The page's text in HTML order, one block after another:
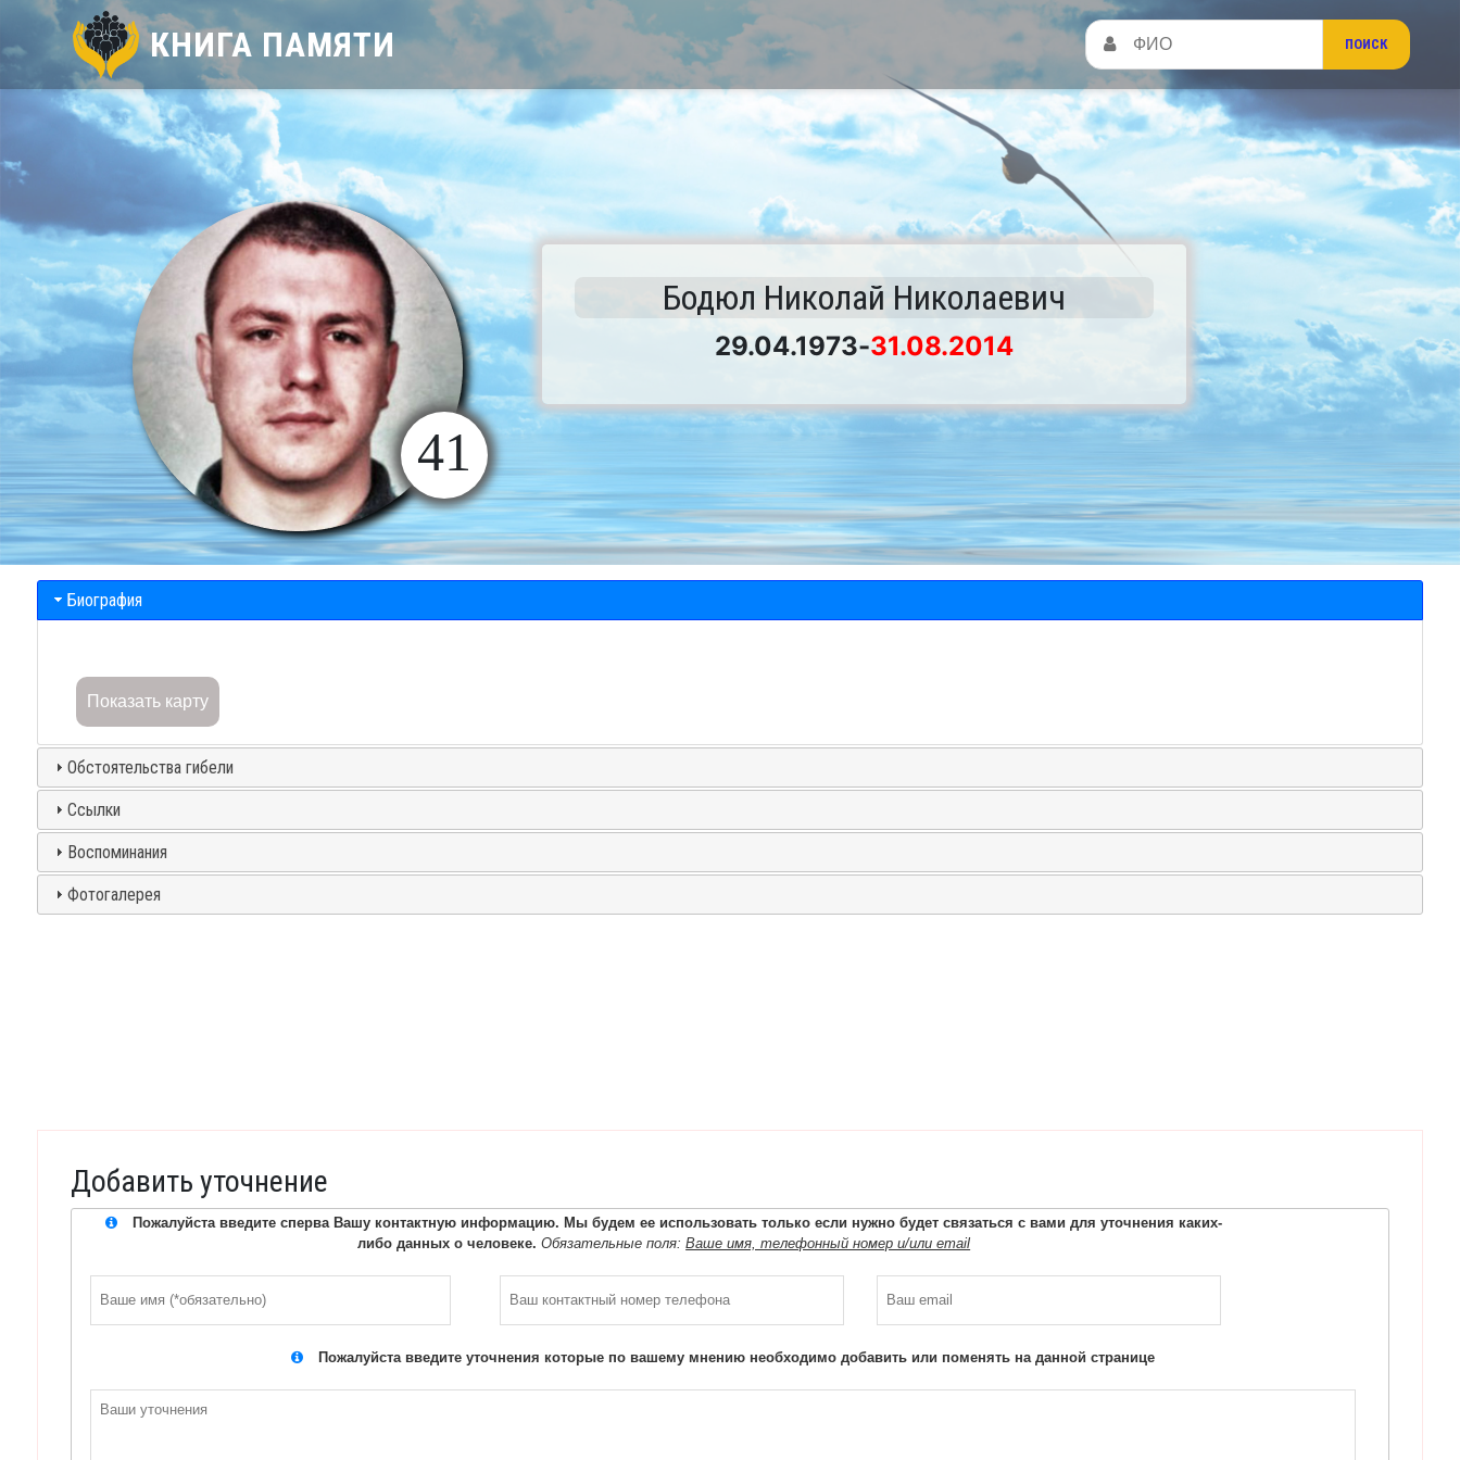
КНИГА ПАМЯТИ
41
Бодюл Николай Николаевич
29.04.1973-31.08.2014
Биография
Показать карту
Обстоятельства гибели
Ссылки
Воспоминания
Фотогалерея
Добавить уточнение
Пожалуйста введите сперва Вашу контактную информацию. Мы будем ее использовать только если нужно будет связаться с вами для уточнения каких-
либо данных о человеке. Обязательные поля:Ваше имя, телефонный номер и/или email
Пожалуйста введите уточнения которые по вашему мнению необходимо добавить или поменять на данной странице